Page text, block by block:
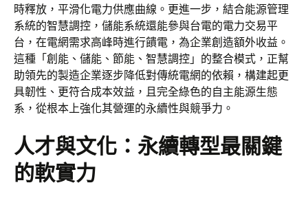
時釋放，平滑化電力供應曲線。更進一步，結合能源管理
系統的智慧調控，儲能系統還能參與台電的電力交易平
台，在電網需求高峰時進行饋電，為企業創造額外收益。
這種「創能、儲能、節能、智慧調控」的整合模式，正幫
助領先的製造企業逐步降低對傳統電網的依賴，構建起更
具韌性、更符合成本效益，且完全綠色的自主能源生態
系，從根本上強化其營運的永續性與競爭力。
人才與文化：永續轉型最關鍵
的軟實力